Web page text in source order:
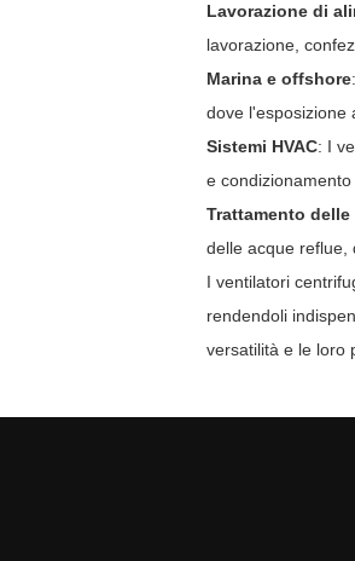
Lavorazione di
lavorazione,
Marina e offshore
dove l'esposizione
Sistemi HVAC: I
e
Trattamento
delle acque reflue,
I ventilatori
rendendoli
versatilità e le loro